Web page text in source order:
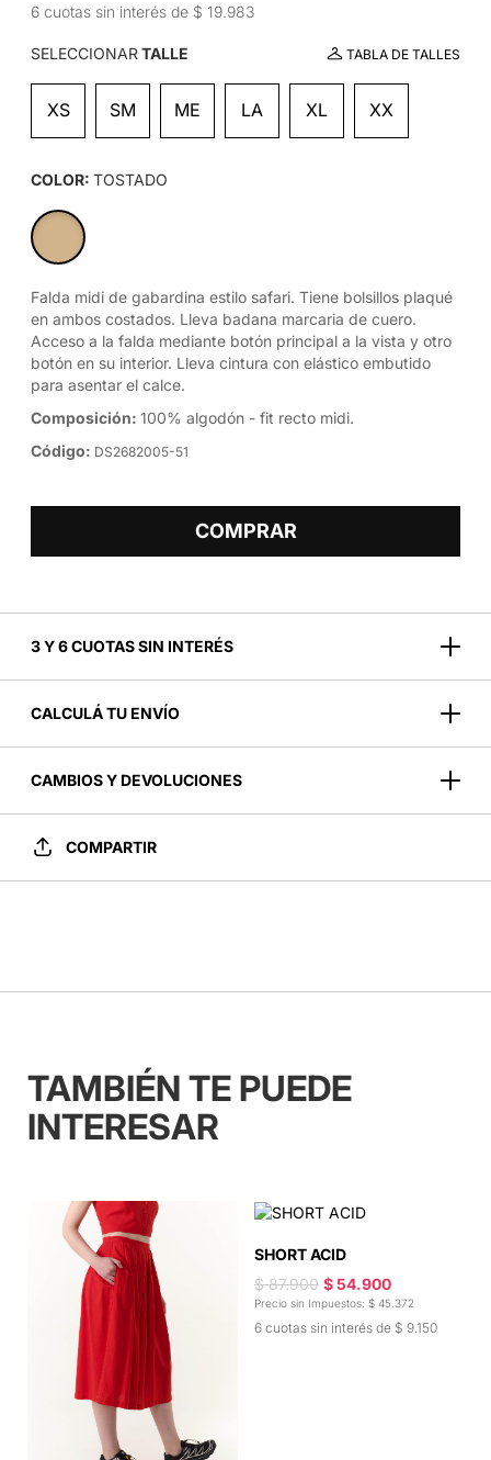
6 cuotas sin interés de $ 19.983
TABLA DE TALLES
SELECCIONARTALLE
XS SM ME LA XL XX
COLOR: TOSTADO
Falda midi de gabardina estilo safari. Tiene bolsillos plaqué
en ambos costados. Lleva badana marcaria de cuero.
Acceso a la falda mediante botón principal a la vista y otro
botón en su interior. Lleva cintura con elástico embutido
para asentar el calce.
Composición: 100% algodón - fit recto midi.
Código: DS2682005-51
COMPRAR
3 Y 6 CUOTAS SIN INTERÉS
CALCULÁ TU ENVÍO
CAMBIOS Y DEVOLUCIONES
COMPARTIR
TAMBIÉN TE PUEDE
INTERESAR
SHORT ACID
$ 87.900 $ 54.900
Precio sin Impuestos: $ 45.372
6 cuotas sin interés de $ 9.150